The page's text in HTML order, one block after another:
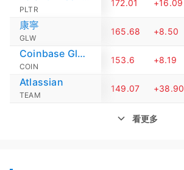
PLTR
172.01 +16.09
康寧
GLW
165.68 +8.50
Coinbase Global
COIN
153.6 +8.19
Atlassian
TEAM
149.07 +38.90
看更多